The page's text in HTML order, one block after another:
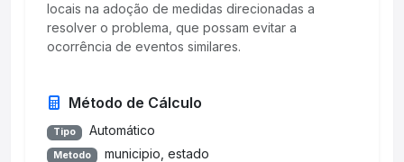
locais na adoção de medidas direcionadas a
resolver o problema, que possam evitar a
ocorrência de eventos similares.
Método de Cálculo
Tipo Automático
Metodo municipio, estado